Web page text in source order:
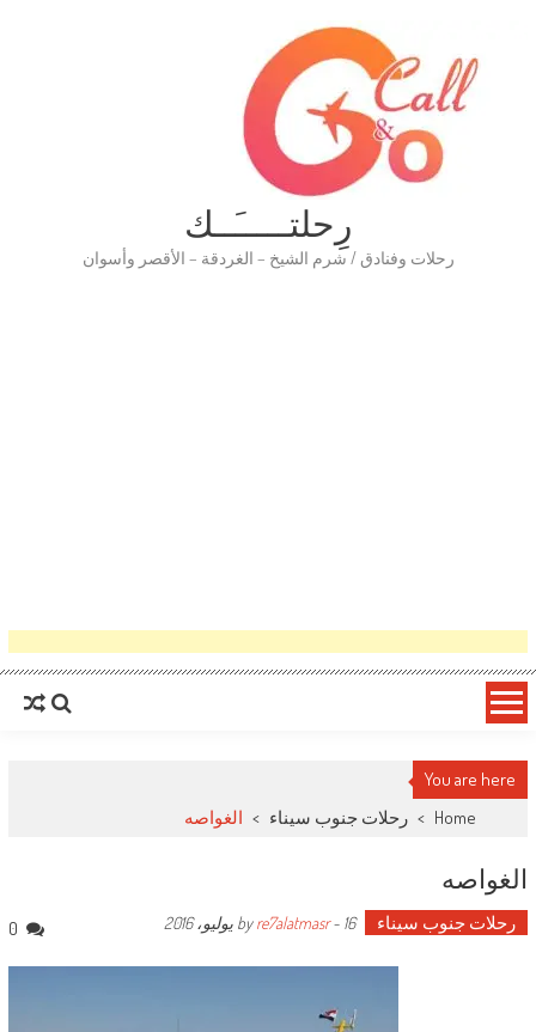
رِحلتـــــَــك
رحلات وفنادق / شرم الشيخ – الغردقة – الأقصر وأسوان
You are here
Home
> رحلات جنوب سيناء > الغواصه
الغواصه
رحلات جنوب سيناء by
re7alatmasr- 16 يوليو، 2016 0